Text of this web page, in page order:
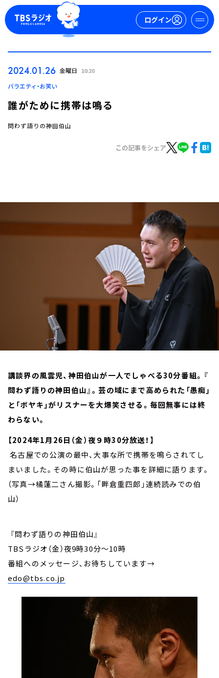
ログイン
ログイン
トピックス
お知らせ
イベント・グッズ
2024.01.26 金曜日 10:20
バラエティ・お笑い
誰がために携帯は鳴る
問わず語りの神田伯山
この記事をシェア
講談界の風雲児、神田伯山が一人でしゃべる30分番組。『
問わず語りの神田伯山』。芸の域にまで高められた「愚痴」
と「ボヤキ」がリスナーを大爆笑させる。毎回無事には終
わらない。
【2024年1月26日（金）夜９時30分放送！】
名古屋での公演の最中、大事な所で携帯を鳴らされてし
まいました。その時に伯山が思った事を詳細に語ります。
（写真→橘蓮二さん撮影。「畔倉重四郎」連続読みでの伯
山）
『問わず語りの神田伯山』
TBSラジオ（金）夜9時30分～10時
番組へのメッセージ、お待ちしています→
edo@tbs.co.jp